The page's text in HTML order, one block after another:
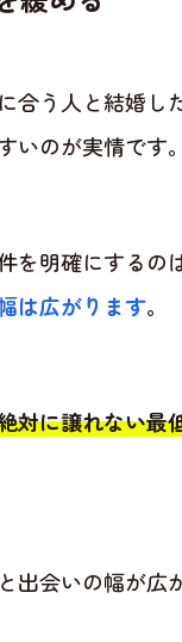
合う人と結婚
いのが実情です。
を明確にするの
は広がります。
対に譲れない最
出会いの幅が広